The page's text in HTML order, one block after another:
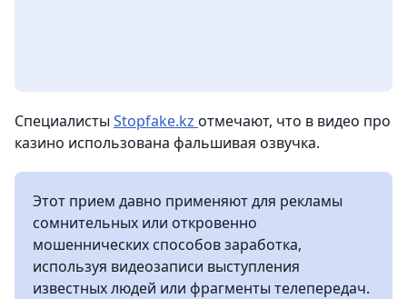
Специалисты Stopfake.kz отмечают, что в видео про
казино использована фальшивая озвучка.
Этот прием давно применяют для рекламы
сомнительных или откровенно
мошеннических способов заработка,
используя видеозаписи выступления
известных людей или фрагменты телепередач.